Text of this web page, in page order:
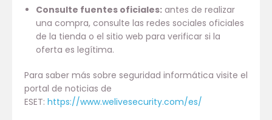
Consulte fuentes oficiales:antes de realizar
una compra, consulte las redes sociales oficiales
de la tienda o el sitio web para verificar si la
oferta es legítima.
Para saber más sobre seguridad informática visite el
portal de noticias de
ESET: https://www.welivesecurity.com/es/